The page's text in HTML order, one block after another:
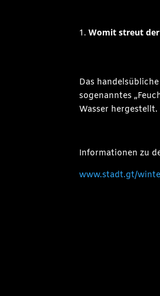
Womit streut
Das
sogenanntes
Wasser
Informationen zu
www.stadt.gt/